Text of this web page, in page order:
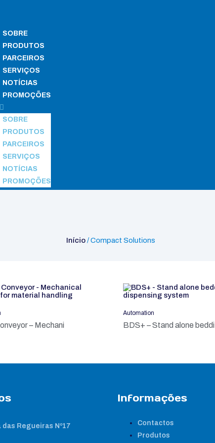
SOBRE
PRODUTOS
PARCEIROS
SERVIÇOS
NOTÍCIAS
PROMOÇÕES
SOBRE
PRODUTOS
PARCEIROS
SERVIÇOS
NOTÍCIAS
PROMOÇÕES
Início/ Compact Solutions
– Mechani
Automation
BDS+ – Stand alone beddi
Regueiras Nº17
Informações
Contactos
Produtos